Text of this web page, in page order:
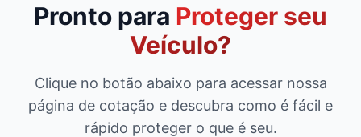
Pronto para Proteger seu
Veículo?
Clique no botão abaixo para acessar nossa
página de cotação e descubra como é fácil e
rápido proteger o que é seu.